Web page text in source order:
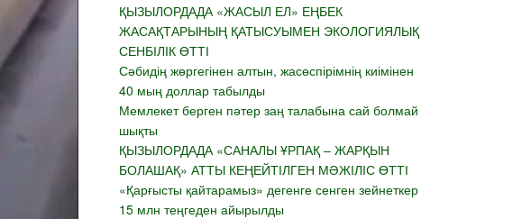
ҚЫЗЫЛОРДАДА «ЖАСЫЛ ЕЛ» ЕҢБЕК
ЖАСАҚТАРЫНЫҢ ҚАТЫСУЫМЕН ЭКОЛОГИЯЛЫҚ
СЕНБІЛІК ӨТТІ
Сәбидің жөргегінен алтын, жасөспірімнің киімінен
40 мың доллар табылды
Мемлекет берген пәтер заң талабына сай болмай
шықты
ҚЫЗЫЛОРДАДА «САНАЛЫ ҰРПАҚ – ЖАРҚЫН
БОЛАШАҚ» АТТЫ КЕҢЕЙТІЛГЕН МӘЖІЛІС ӨТТІ
«Қарғысты қайтарамыз» дегенге сенген зейнеткер
15 млн теңгеден айырылды